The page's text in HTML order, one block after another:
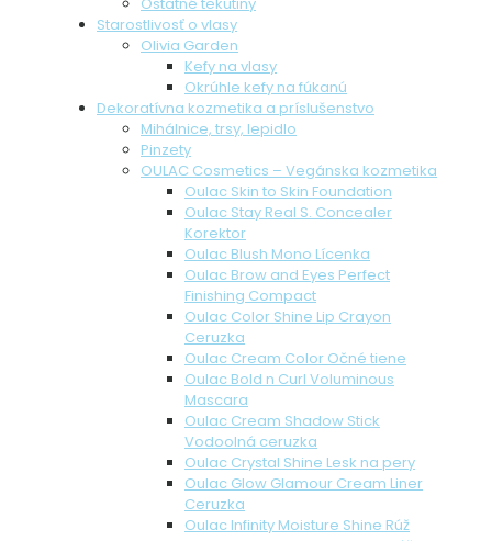
Starostlivosť o vlasy
Olivia Garden
Kefy na vlasy
Okrúhle kefy na fúkanú
Dekoratívna kozmetika a príslušenstvo
Mihálnice, trsy, lepidlo
Pinzety
OULAC Cosmetics – Vegánska kozmetika
Oulac Skin to Skin Foundation
Oulac Stay Real S. Concealer
Korektor
Oulac Blush Mono Lícenka
Oulac Brow and Eyes Perfect
Finishing Compact
Oulac Color Shine Lip Crayon
Ceruzka
Oulac Cream Color Očné tiene
Oulac Bold n Curl Voluminous
Mascara
Oulac Cream Shadow Stick
Vodoolná ceruzka
Oulac Crystal Shine Lesk na pery
Oulac Glow Glamour Cream Liner
Ceruzka
Oulac Infinity Moisture Shine Rúž